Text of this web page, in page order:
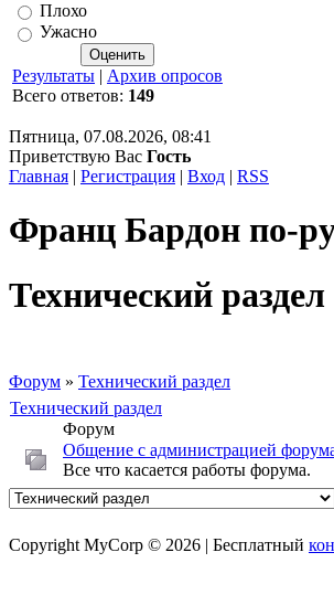
Плохо
Ужасно
Результаты | Архив опросов
Всего ответов: 149
Пятница, 07.08.2026, 08:41
Приветствую Вас Гость
Главная | Регистрация | Вход | RSS
Франц Бардон по-
Технический
Форум » Технический раздел
Технический раздел
Форум
Общение с администрацией
Все что касается работы форума.
Copyright MyCorp © 2026 | Бесплатный